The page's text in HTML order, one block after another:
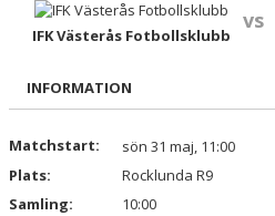
BILDGALLERI
DOKUMENT
IFK Västerås Fotbollsklubb
vs
INFORMATION
Matchstart:
sön 31 maj, 11:00
Plats:
Rocklunda R9
Samling:
10:00